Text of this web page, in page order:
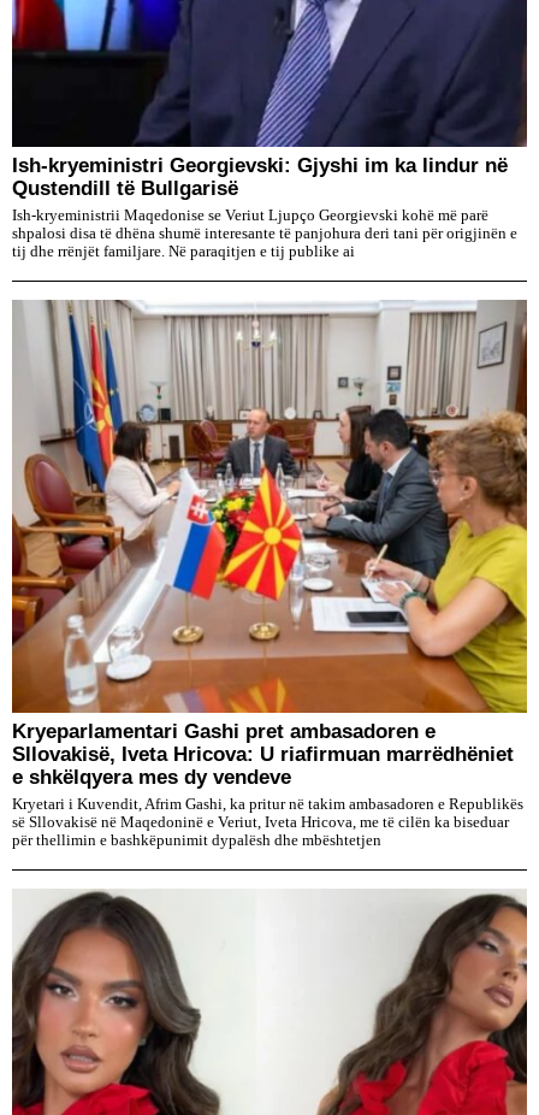
Ish-kryeministri Georgievski: Gjyshi im ka lindur në
Qustendill të Bullgarisë
Ish-kryeministrii Maqedonise se Veriut Ljupço Georgievski kohë më parë
shpalosi disa të dhëna shumë interesante të panjohura deri tani për origjinën e
tij dhe rrënjët familjare. Në paraqitjen e tij publike ai
Kryeparlamentari Gashi pret ambasadoren e
Sllovakisë, Iveta Hricova: U riafirmuan marrëdhëniet
e shkëlqyera mes dy vendeve
Kryetari i Kuvendit, Afrim Gashi, ka pritur në takim ambasadoren e Republikës
së Sllovakisë në Maqedoninë e Veriut, Iveta Hricova, me të cilën ka biseduar
për thellimin e bashkëpunimit dypalësh dhe mbështetjen